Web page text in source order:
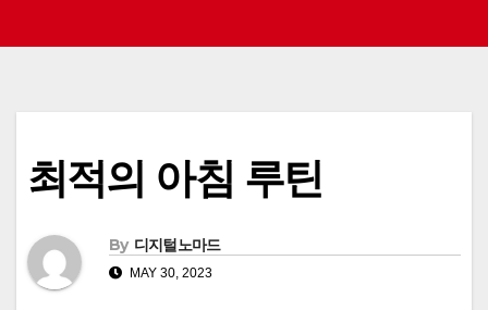
최적의 아침 루틴
By 디지털노마드
MAY 30, 2023